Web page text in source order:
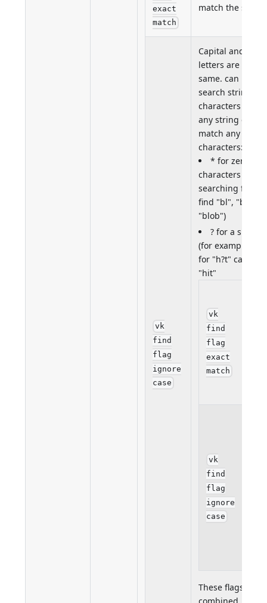
exact
match
match the
vk
find
flag
ignore
case
Capital and
letters are
same. can be
search string.
characters can
any string
match any
characters:
* for zero or
characters (for
searching for
find "bl",
"blob")
? for a single
(for example,
for "h?t" can
"hit"
vk
find
flag
exact
match
vk
find
flag
ignore
case
These flags can